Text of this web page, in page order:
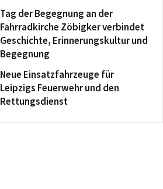
Tag der Begegnung an der
Fahrradkirche Zöbigker verbindet
Geschichte, Erinnerungskultur und
Begegnung
Neue Einsatzfahrzeuge für
Leipzigs Feuerwehr und den
Rettungsdienst